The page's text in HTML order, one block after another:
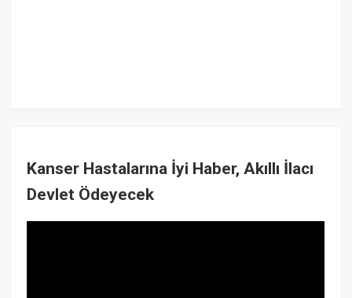
Kanser Hastalarına İyi Haber, Akıllı İlacı
Devlet Ödeyecek